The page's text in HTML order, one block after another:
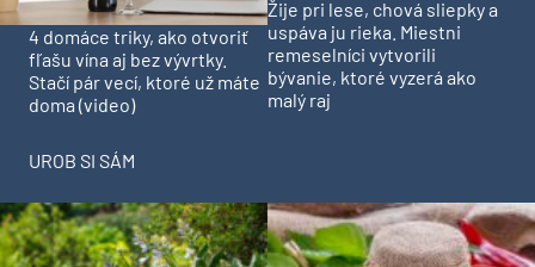
4 domáce triky, ako otvoriť
fľašu vína aj bez vývrtky.
Stačí pár vecí, ktoré už máte
doma (video)
Žije pri lese, chová sliepky a
uspáva ju rieka. Miestni
remeselníci vytvorili
bývanie, ktoré vyzerá ako
malý raj
UROB SI SÁM